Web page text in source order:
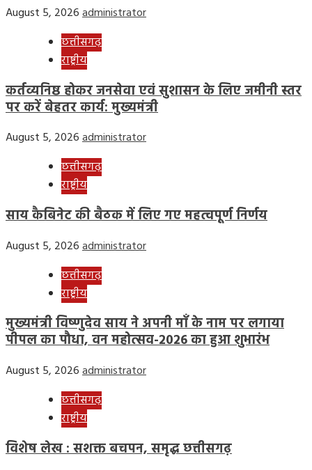
August 5, 2026administrator
छत्तीसगढ़
राष्ट्रीय
कर्तव्यनिष्ठ होकर जनसेवा एवं सुशासन के लिए जमीनी स्तर
पर करें बेहतर कार्य: मुख्यमंत्री
August 5, 2026administrator
छत्तीसगढ़
राष्ट्रीय
साय कैबिनेट की बैठक में लिए गए महत्वपूर्ण निर्णय
August 5, 2026administrator
छत्तीसगढ़
राष्ट्रीय
मुख्यमंत्री विष्णुदेव साय ने अपनी माँ के नाम पर लगाया
पीपल का पौधा, वन महोत्सव-2026 का हुआ शुभारंभ
August 5, 2026administrator
छत्तीसगढ़
राष्ट्रीय
विशेष लेख : सशक्त बचपन, समृद्ध छत्तीसगढ़